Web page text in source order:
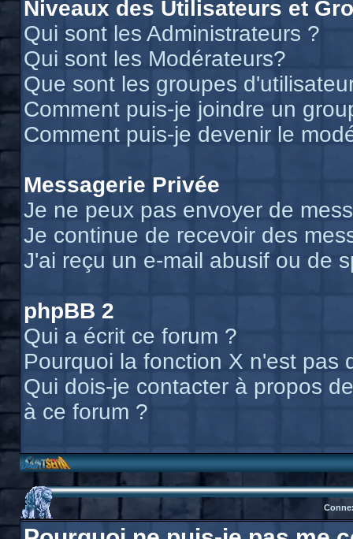
Niveaux des Utilisateurs et
Qui sont les Administrateurs ?
Qui sont les Modérateurs?
Que sont les groupes
Comment puis-je joindre un
Comment puis-je devenir le
Messagerie Privée
Je ne peux pas envoyer de
Je continue de recevoir des
J'ai reçu un e-mail abusif ou de
phpBB 2
Qui a écrit ce forum ?
Pourquoi la fonction X n'est pas
Qui dois-je contacter à propos
à ce forum ?